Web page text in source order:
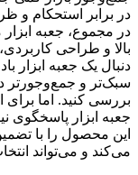
در برابر استحکام
بالا و طراحی
دنبال یک جعبه ابزار
سبک‌تر و جمع‌وجورتر
بررسی کنید. اما
جعبه ابزار پاسخگوی
این محصول را با
می‌کند و می‌تواند